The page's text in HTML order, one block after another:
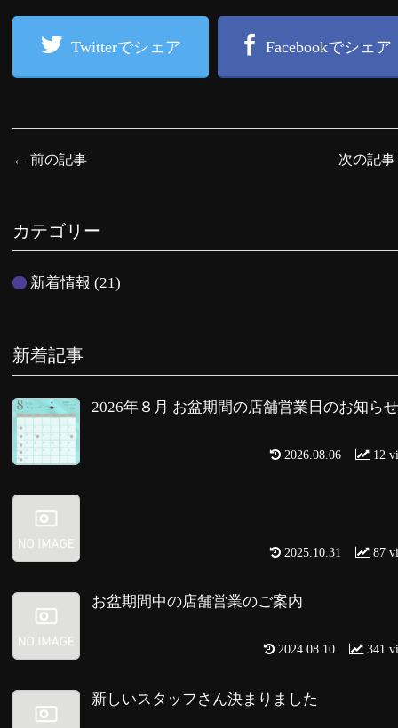
Twitterでシェア Facebookでシェア
← 前の記事 次の記事
カテゴリー
新着情報 (21)
新着記事
2026年８月 お盆期間の店舗営業日のお知らせ
12
2026.08.06
87
2025.10.31
お盆期間中の店舗営業のご案内
341
2024.08.10
新しいスタッフさん決まりました